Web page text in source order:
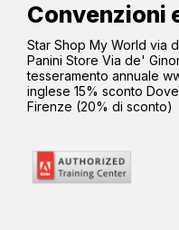
Convenzioni
Star Shop My World via
Panini Store Via de'
tesseramento annuale
inglese 15% sconto
Firenze (20% di sconto)